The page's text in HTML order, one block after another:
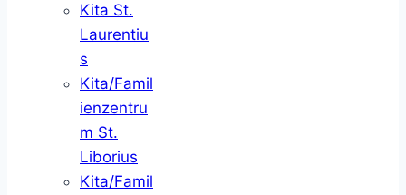
Kita St.
Laurentiu
s
Kita/Famil
ienzentru
m St.
Liborius
Kita/Famil